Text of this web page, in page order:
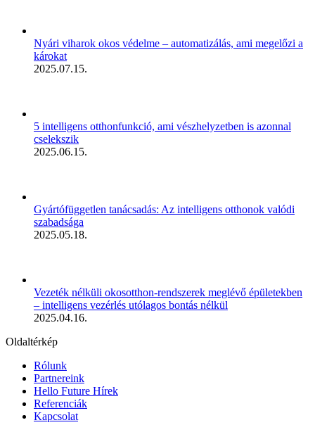
Nyári viharok okos védelme – automatizálás, ami megelőzi a
károkat
2025.07.15.
5 intelligens otthonfunkció, ami vészhelyzetben is azonnal
cselekszik
2025.06.15.
Gyártófüggetlen tanácsadás: Az intelligens otthonok valódi
szabadsága
2025.05.18.
Vezeték nélküli okosotthon-rendszerek meglévő épületekben
– intelligens vezérlés utólagos bontás nélkül
2025.04.16.
Oldaltérkép
Rólunk
Partnereink
Hello Future Hírek
Referenciák
Kapcsolat